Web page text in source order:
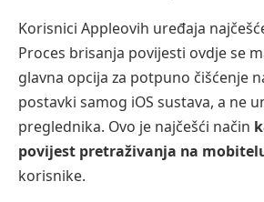
Korisnici Appleovih uređaja
Proces brisanja povijesti ovdje se
glavna opcija za potpuno čišćenje
postavki samog iOS sustava, a ne
preglednika. Ovo je najčešći način
povijest pretraživanja na
korisnike.